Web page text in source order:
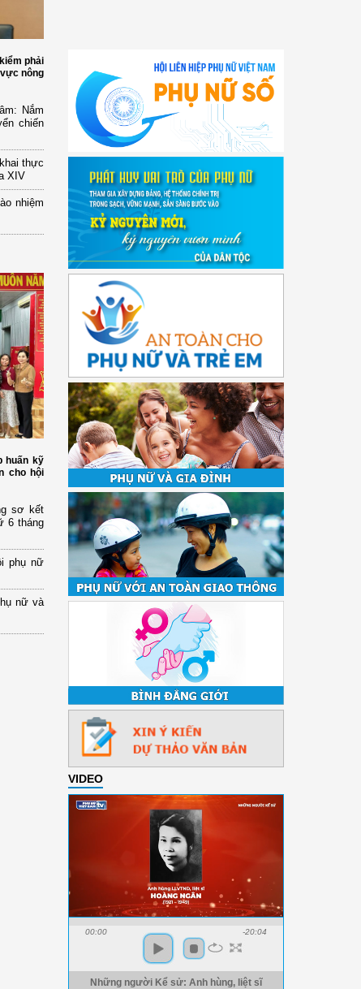
phải
nông
Nắm
chiến
thực
XIV
nhiệm
huấn kỹ
cho hội
sơ kết
6 tháng
phụ nữ
nữ và
VIDEO
00:00 -20:04
Những người Kể sử: Anh hùng, liệt sĩ